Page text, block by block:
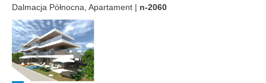
Dalmacja Północna, Apartament | n-2060